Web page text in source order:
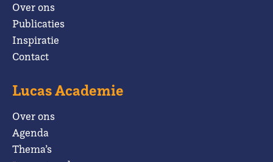
Over ons
Publicaties
Inspiratie
Contact
Lucas Academie
Over ons
Agenda
Thema’s